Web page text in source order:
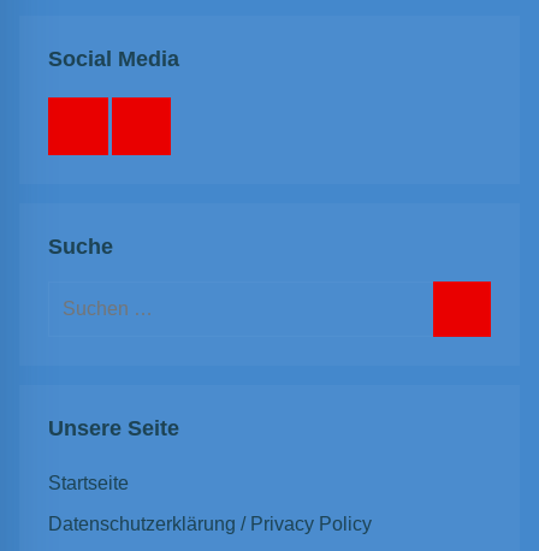
Social Media
Suche
Suchen
Unsere Seite
Startseite
Datenschutzerklärung / Privacy Policy